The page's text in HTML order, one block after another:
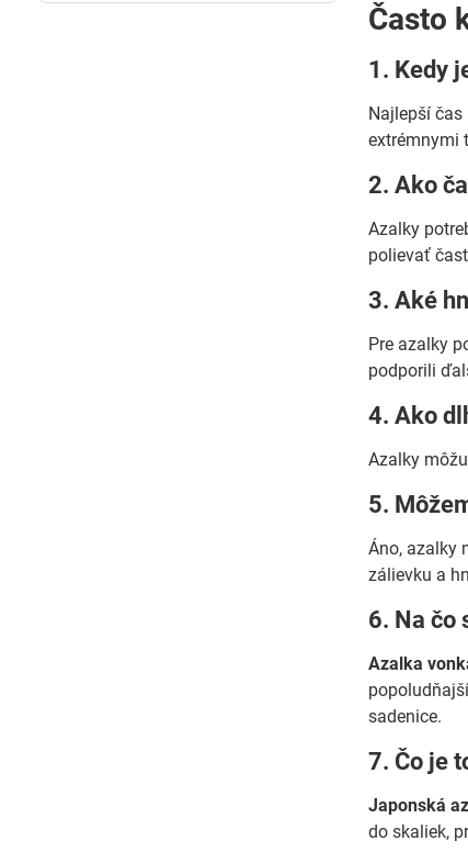
Často
1. Kedy
Najlepší
extrémnymi
2. Ako
Azalky
polievať
3. Aké
Pre azalky
podporili
4. Ako
Azalky
5.
Áno, azalky
zálievku a
6. Na čo
Azalka
sadenice.
7. Čo je
Japonská
do skaliek,